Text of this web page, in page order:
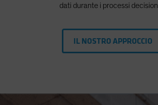
dati durante i processi
IL NOSTRO APPROCCIO